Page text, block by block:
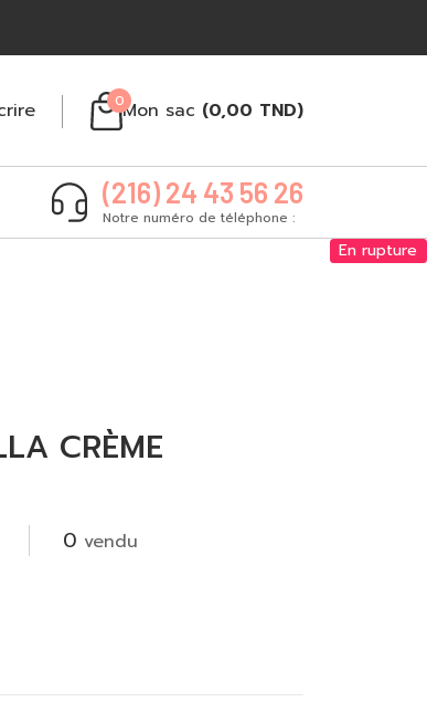
0Mon sac (0,00 TND)
(216) 24 43 56 26
Notre numéro de téléphone :
En rupture
CRÈME
0 vendu